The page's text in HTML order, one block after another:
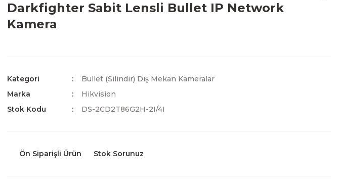
Darkfighter Sabit Lensli Bullet IP Network
Kamera
Kategori
Bullet (Silindir) Dış Mekan Kameralar
Marka
Hikvision
Stok Kodu
DS-2CD2T86G2H-2I/4I
Ön Siparişli Ürün Stok Sorunuz